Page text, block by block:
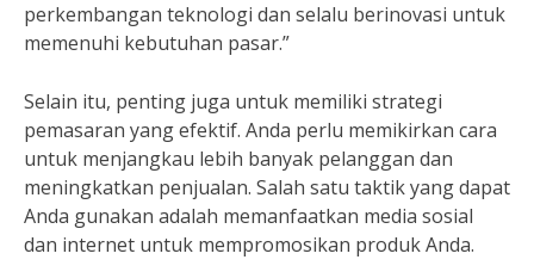
perkembangan teknologi dan selalu berinovasi untuk
memenuhi kebutuhan pasar.”
Selain itu, penting juga untuk memiliki strategi
pemasaran yang efektif. Anda perlu memikirkan cara
untuk menjangkau lebih banyak pelanggan dan
meningkatkan penjualan. Salah satu taktik yang dapat
Anda gunakan adalah memanfaatkan media sosial
dan internet untuk mempromosikan produk Anda.